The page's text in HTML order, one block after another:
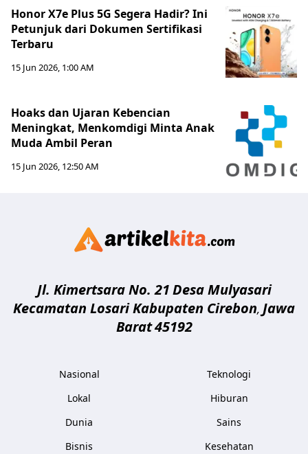
Honor X7e Plus 5G Segera Hadir? Ini
Petunjuk dari Dokumen Sertifikasi
Terbaru
15 Jun 2026, 1:00 AM
Hoaks dan Ujaran Kebencian
Meningkat, Menkomdigi Minta Anak
Muda Ambil Peran
15 Jun 2026, 12:50 AM
Jl. Kimertsara No. 21Desa Mulyasari
Kecamatan Losari Kabupaten Cirebon, Jawa
Barat45192
Nasional
Lokal
Dunia
Bisnis
Teknologi
Hiburan
Sains
Kesehatan